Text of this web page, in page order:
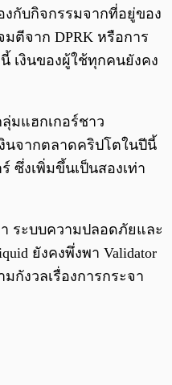
งกับกิจกรรมจากที่อยู่ของ
ตีจาก DPRK หรือการ
เงินของผู้ใช้ทุกคนยังคง
มแฮกเกอร์ชาว
นจากตลาดคริปโตในปีนี้
ซึ่งเพิ่มขึ้นเป็นสองเท่า
า ระบบความปลอดภัยและ
ยังคงพึ่งพา Validator
กังวลเรื่องการกระจา